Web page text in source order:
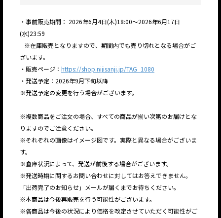
・事前販売期間： 2026年6月4日(木)18:00〜2026年6月17日
(水)23:59
※在庫販売となりますので、期間内でも売り切れとなる場合がご
ざいます。
・販売ページ： https://shop.nijisanji.jp/TAG_1080
・発送予定：2026年9月下旬以降
※発送予定の変更を行う場合がございます。
※複数商品をご注文の場合、すべての商品が揃い次第のお届けとな
りますのでご注意ください。
※それぞれの画像はイメージ図です。実際と異なる場合がございま
す。
※倉庫状況によって、発送が前後する場合がございます。
※発送時期に関するお問い合わせに対してはお答えできません。
「出荷完了のお知らせ」メールが届くまでお待ちください。
※本商品は今後再販売を行う可能性がございます。
※各商品は今後の状況により価格を改定させていただく可能性がご